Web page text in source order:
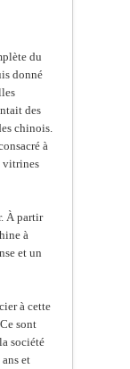
du
donné
des
chinois.
à
vitrines
À partir
à
et un
à cette
sont
société
et